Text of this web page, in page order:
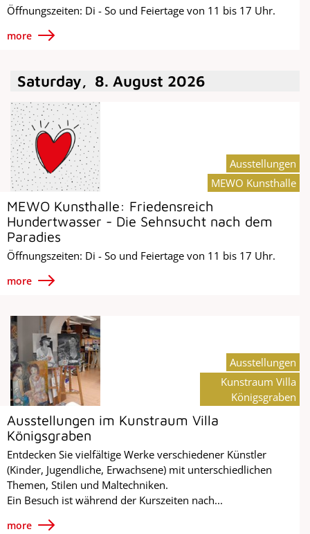
Öffnungszeiten: Di - So und Feiertage von 11 bis 17 Uhr.
more
Saturday, 8. August 2026
MEWO Kunsthalle: Friedensreich
Hundertwasser - Die Sehnsucht nach dem
Paradies
Öffnungszeiten: Di - So und Feiertage von 11 bis 17 Uhr.
more
Ausstellungen
MEWO Kunsthalle
Ausstellungen im Kunstraum Villa
Königsgraben
Entdecken Sie vielfältige Werke verschiedener Künstler
(Kinder, Jugendliche, Erwachsene) mit unterschiedlichen
Themen, Stilen und Maltechniken.
Ein Besuch ist während der Kurszeiten nach...
more
Ausstellungen
Kunstraum Villa
Königsgraben